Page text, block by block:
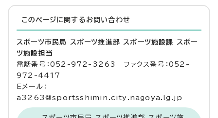
このページに関する お問い合わせ
スポーツ市民局 スポーツ推進部 スポーツ施設課 スポー
ツ施設担当
電話番号：052-972-3263 ファクス番号：052-
972-4417
Eメール：
a3263@sportsshimin.city.nagoya.lg.jp